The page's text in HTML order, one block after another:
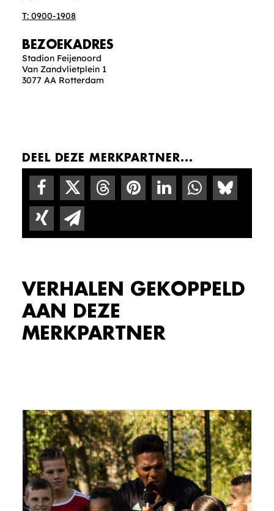
T: 0900-1908
BEZOEKADRES
Stadion Feijenoord
Van Zandvlietplein 1
3077 AA Rotterdam
DEEL DEZE MERKPARTNER...
VERHALEN GEKOPPELD
AAN DEZE
MERKPARTNER